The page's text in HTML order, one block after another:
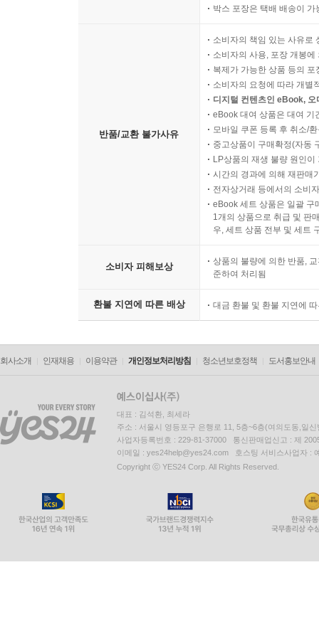
박스 포장은 택배 배송이
반품/교환 불가사유
소비자의 책임 있는 사유로
소비자의 사용, 포장 개봉
복제가 가능한 상품 등의
소비자의 요청에 따라 개별
디지털 컨텐츠인 eBook,
eBook 대여 상품은 대여 기
모바일 쿠폰 등록 후 취소/
중고상품이 구매확정(자동
LP상품의 재생 불량 원인
시간의 경과에 의해 재판매
전자상거래 등에서의 소비
eBook 세트 상품은 일괄 구
1개의 상품으로 취급 및 판
우, 세트 상품 전부 및 세트
소비자 피해보상
상품의 불량에 의한 반품,
준하여 처리됨
환불 지연에 따른 배상 대금 환불 및 환불 지연에
회사소개 인재채용 이용약관 개인정보처리방침 청소년보호정책 도서홍보안내
대표 : 김석환, 최세라
주소 : 서울시 영등포구 은행로 11, 5층~6층(여의도동,일신
사업자등록번호 : 229-81-37000 통신판매업신고 : 제
이메일 : yes24help@yes24.com 호스팅 서비스사업자 :
Copyright ⓒ YES24 Corp. All Rights Reserved.